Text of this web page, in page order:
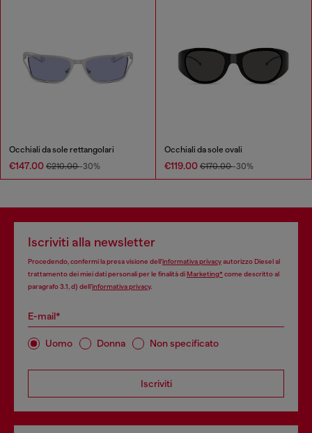
Occhiali da sole rettangolari
€147.00 €210.00-30%
Occhiali da sole ovali
€119.00 €170.00-30%
Iscriviti alla newsletter
Procedendo, confermi la presa visione dell’informativa privacyautorizzo Diesel al
trattamento dei miei dati personali per le finalità diMarketing*come descritto al
paragrafo 3.1, d) dell’informativa privacy.
E-mail*
Uomo Donna Non specificato
Iscriviti